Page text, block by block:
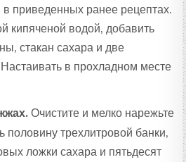
в приведенных ранее рецептах.
кипяченой водой, добавить
стакан сахара и две
в прохладном месте
Очистите и мелко нарежьте
половину трехлитровой банки,
ложки сахара и пятьдесят